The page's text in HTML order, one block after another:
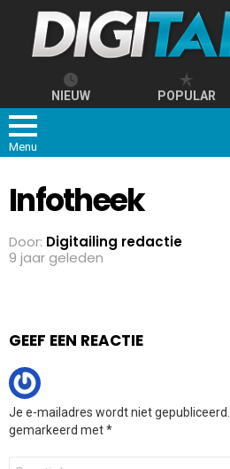
NIEUW POPULAR
Menu
Infotheek
Door: Digitailing redactie
9 jaar geleden
GEEF EEN REACTIE
Je e-mailadres wordt niet gepubliceerd.
gemarkeerd met*
Reactie